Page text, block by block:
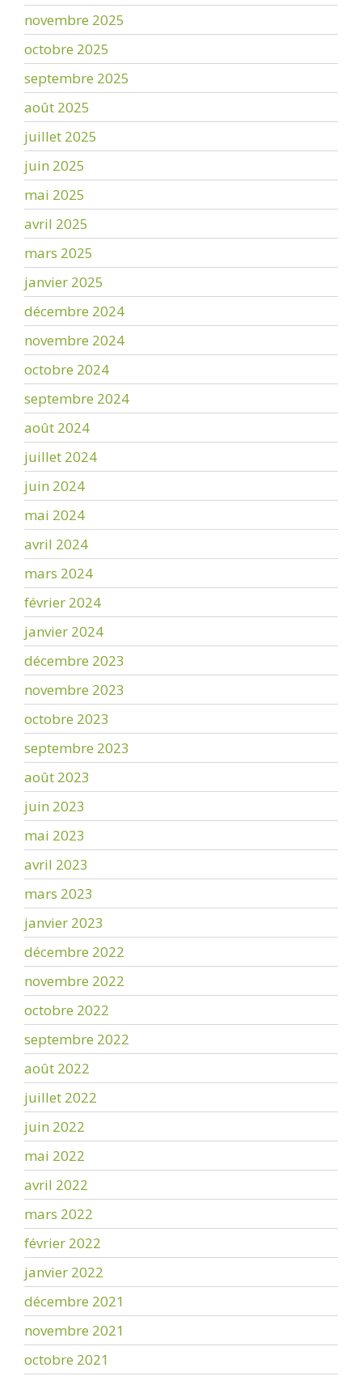
novembre 2025
octobre 2025
septembre 2025
août 2025
juillet 2025
juin 2025
mai 2025
avril 2025
mars 2025
janvier 2025
décembre 2024
novembre 2024
octobre 2024
septembre 2024
août 2024
juillet 2024
juin 2024
mai 2024
avril 2024
mars 2024
février 2024
janvier 2024
décembre 2023
novembre 2023
octobre 2023
septembre 2023
août 2023
juin 2023
mai 2023
avril 2023
mars 2023
janvier 2023
décembre 2022
novembre 2022
octobre 2022
septembre 2022
août 2022
juillet 2022
juin 2022
mai 2022
avril 2022
mars 2022
février 2022
janvier 2022
décembre 2021
novembre 2021
octobre 2021